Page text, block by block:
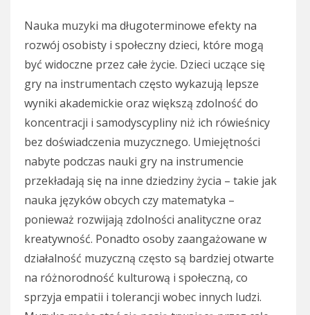
Nauka muzyki ma długoterminowe efekty na
rozwój osobisty i społeczny dzieci, które mogą
być widoczne przez całe życie. Dzieci uczące się
gry na instrumentach często wykazują lepsze
wyniki akademickie oraz większą zdolność do
koncentracji i samodyscypliny niż ich rówieśnicy
bez doświadczenia muzycznego. Umiejętności
nabyte podczas nauki gry na instrumencie
przekładają się na inne dziedziny życia – takie jak
nauka języków obcych czy matematyka –
ponieważ rozwijają zdolności analityczne oraz
kreatywność. Ponadto osoby zaangażowane w
działalność muzyczną często są bardziej otwarte
na różnorodność kulturową i społeczną, co
sprzyja empatii i tolerancji wobec innych ludzi.